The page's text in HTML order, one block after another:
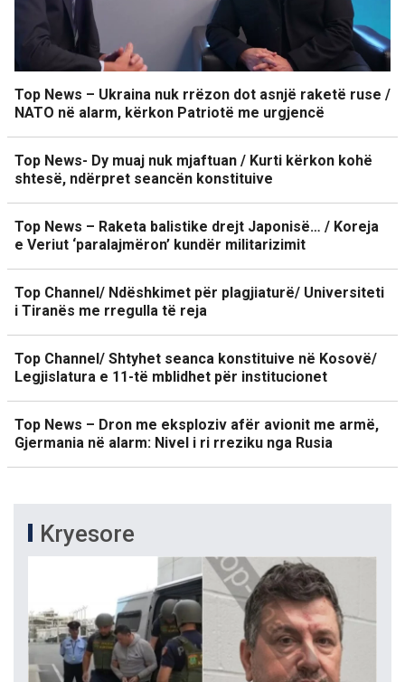
Top News – Ukraina nuk rrëzon dot asnjë raketë ruse /
NATO në alarm, kërkon Patriotë me urgjencë
Top News- Dy muaj nuk mjaftuan / Kurti kërkon kohë
shtesë, ndërpret seancën konstituive
Top News – Raketa balistike drejt Japonisë… / Koreja
e Veriut ‘paralajmëron’ kundër militarizimit
Top Channel/ Ndëshkimet për plagjiaturë/ Universiteti
i Tiranës me rregulla të reja
Top Channel/ Shtyhet seanca konstituive në Kosovë/
Legjislatura e 11-të mblidhet për institucionet
Top News – Dron me eksploziv afër avionit me armë,
Gjermania në alarm: Nivel i ri rreziku nga Rusia
Kryesore